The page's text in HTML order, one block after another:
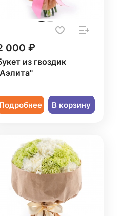
000 ₽
из гвоздик
Подробнее В корзину